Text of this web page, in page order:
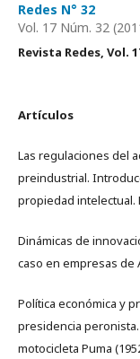
Redes N° 32
Vol. 17 Núm. 32
Revista Redes, Vol.
Artículos
Las regulaciones del
preindustrial.
propiedad intelectual.
Dinámicas de
caso en empresas de
Política económica y
presidencia
motocicleta Puma